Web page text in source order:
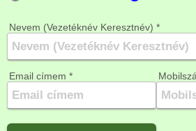
Nevem (Vezetéknév Keresztnév) *
Email címem *